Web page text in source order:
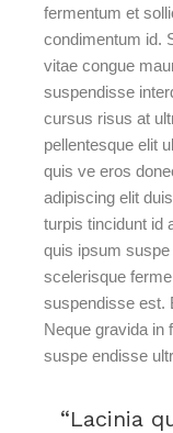
fermentum et
condimentum id.
vitae congue
suspendisse
cursus risus at
pellentesque elit
quis ve eros
adipiscing elit
turpis tincidunt id
quis ipsum
scelerisque
suspendisse est.
Neque gravida in
suspe endisse
Lacinia